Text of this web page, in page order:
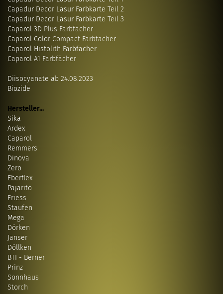
Capadur Decor Lasur Farbkarte Teil 2
Capadur Decor Lasur Farbkarte Teil 3
Caparol 3D Plus Farbfächer
Caparol Color Compact Farbfächer
Caparol Histolith Farbfächer
Caparol A1 Farbfächer
Diisocyanate ab 24.08.2023
Biozide
Hersteller...
Sika
Ardex
Caparol
Remmers
Dinova
Zero
Eberflex
Pajarito
Friess
Staufen
Mega
Dörken
Janser
Döllken
BTI - Berner
Prinz
Sonnhaus
Storch